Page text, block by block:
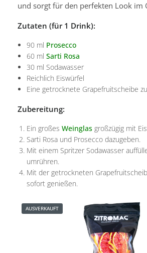
und sorgt für den perfekten Look im
Zutaten (für 1 Drink):
90 ml Prosecco
60 ml Sarti Rosa
30 ml Sodawasser
Reichlich Eiswürfel
Eine getrocknete Grapefruitscheibe
Zubereitung:
Ein großes Weinglas großzügig mit
Sarti Rosa und Prosecco dazugeben.
Mit einem Spritzer Sodawasser
umrühren.
Mit der getrockneten
sofort genießen.
AUSVERKAUFT